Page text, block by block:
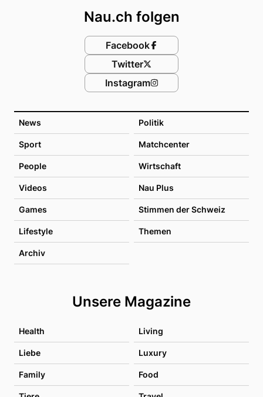
News Politik
Sport Matchcenter
People Wirtschaft
Videos Nau Plus
Games Stimmen der Schweiz
Lifestyle Themen
Archiv
Unsere Magazine
Health Living
Liebe Luxury
Family Food
Nau.ch folgen
Facebook
Twitter
Instagram